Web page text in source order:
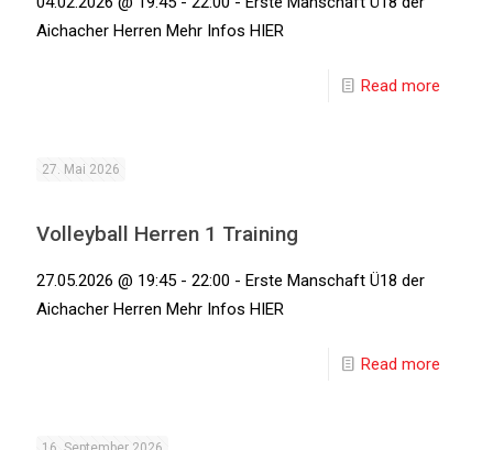
Aichacher Herren Mehr Infos HIER
Read more
27. Mai 2026
Volleyball Herren 1 Training
27.05.2026 @ 19:45 - 22:00 - Erste Manschaft Ü18 der
Aichacher Herren Mehr Infos HIER
Read more